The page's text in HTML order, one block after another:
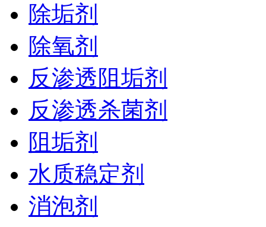
除垢剂
除氧剂
反渗透阻垢剂
反渗透杀菌剂
阻垢剂
水质稳定剂
消泡剂